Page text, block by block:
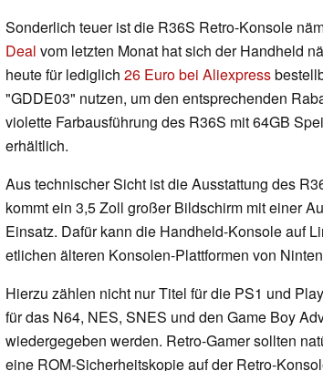
Sonderlich teuer ist die R36S Retro-Konsole
Deal vom letzten Monat hat sich der Handheld
heute für lediglich 26 Euro bei Aliexpress
"GDDE03" nutzen, um den entsprechenden
violette Farbausführung des R36S mit 64GB
erhältlich.
Aus technischer Sicht ist die Ausstattung des
kommt ein 3,5 Zoll großer Bildschirm mit einer
Einsatz. Dafür kann die Handheld-Konsole auf
etlichen älteren Konsolen-Plattformen von
Hierzu zählen nicht nur Titel für die PS1 und
für das N64, NES, SNES und den Game Boy
wiedergegeben werden. Retro-Gamer sollten
eine ROM-Sicherheitskopie auf der Retro-